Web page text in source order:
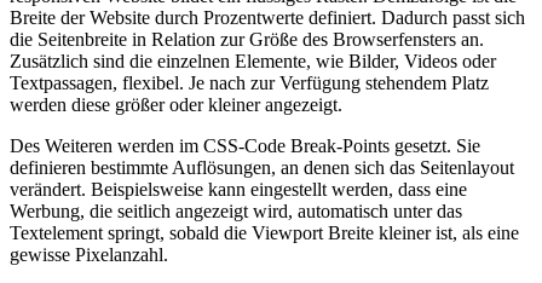
Breite der Website durch Prozentwerte definiert. Dadurch passt sich
die Seitenbreite in Relation zur Größe des Browserfensters an.
Zusätzlich sind die einzelnen Elemente, wie Bilder, Videos oder
Textpassagen, flexibel. Je nach zur Verfügung stehendem Platz
werden diese größer oder kleiner angezeigt.
Des Weiteren werden im CSS-Code Break-Points gesetzt. Sie
definieren bestimmte Auflösungen, an denen sich das Seitenlayout
verändert. Beispielsweise kann eingestellt werden, dass eine
Werbung, die seitlich angezeigt wird, automatisch unter das
Textelement springt, sobald die Viewport Breite kleiner ist, als eine
gewisse Pixelanzahl.